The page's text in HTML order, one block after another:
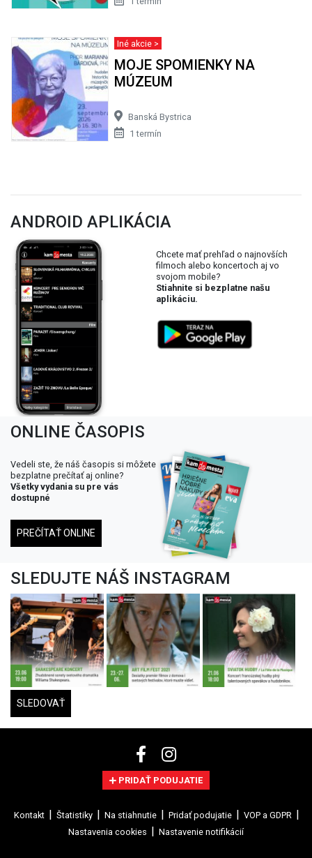
Iné akcie >
MOJE SPOMIENKY NA
MÚZEUM
Banská Bystrica
1 termín
ANDROID APLIKÁCIA
Chcete mať prehľad o najnovších
filmoch alebo koncertoch aj vo
svojom mobile?
Stiahnite si bezplatne našu
aplikáciu.
ONLINE ČASOPIS
Vedeli ste, že náš časopis si môžete
bezplatne prečítať aj online?
Všetky vydania su pre vás
dostupné
PREČÍTAŤ ONLINE
SLEDUJTE NÁŠ INSTAGRAM
SLEDOVAŤ
PRIDAŤ PODUJATIE
Kontakt Štatistiky Na stiahnutie Pridať podujatie
VOP a GDPR
Nastavenia cookies
Nastavenie notifikácií